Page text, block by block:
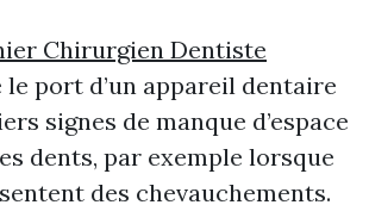
Chirurgien Dentiste
port d’un appareil dentaire
signes de manque d’espace
dents, par exemple lorsque
des chevauchements.